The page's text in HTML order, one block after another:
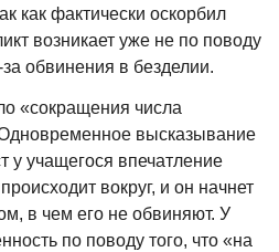
как фактически оскорбил
возникает уже не по поводу
обвинения в безделии.
«сокращения числа
высказывание
у учащегося впечатление
вокруг, и он начнет
в чем его не обвиняют. У
по поводу того, что «на